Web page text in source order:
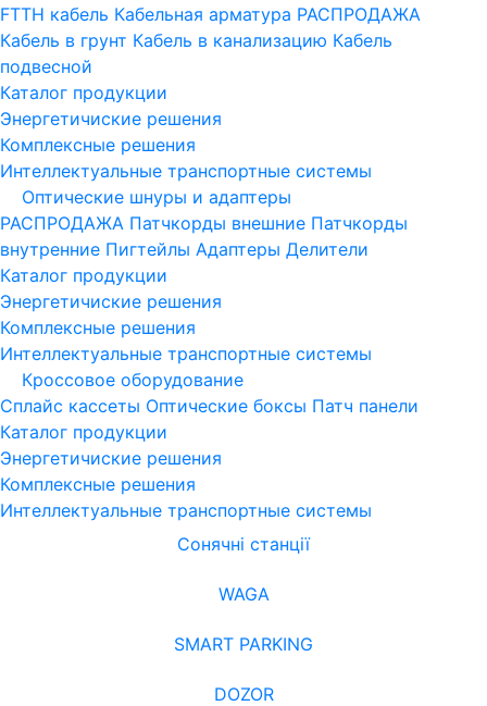
FTTH кабель Кабельная арматура РАСПРОДАЖА
Кабель в грунт Кабель в канализацию Кабель
подвесной
Каталог продукции
Энергетичиские решения
Комплексные решения
Интеллектуальные транспортные системы
Оптические шнуры и адаптеры
РАСПРОДАЖА Патчкорды внешние Патчкорды
внутренние Пигтейлы Адаптеры Делители
Каталог продукции
Энергетичиские решения
Комплексные решения
Интеллектуальные транспортные системы
Кроссовое оборудование
Сплайс кассеты Оптические боксы Патч панели
Каталог продукции
Энергетичиские решения
Комплексные решения
Интеллектуальные транспортные системы
Сонячні станції
WAGA
SMART PARKING
DOZOR